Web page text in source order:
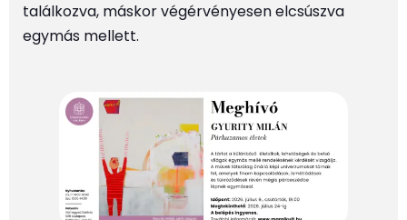
találkozva, máskor végérvényesen elcsúszva
egymás mellett.